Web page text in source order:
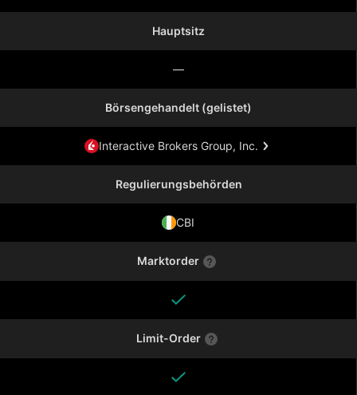
Hauptsitz
—
Börsengehandelt (gelistet)
Interactive Brokers Group, Inc.
Regulierungsbehörden
CBI
Marktorder
Limit-Order